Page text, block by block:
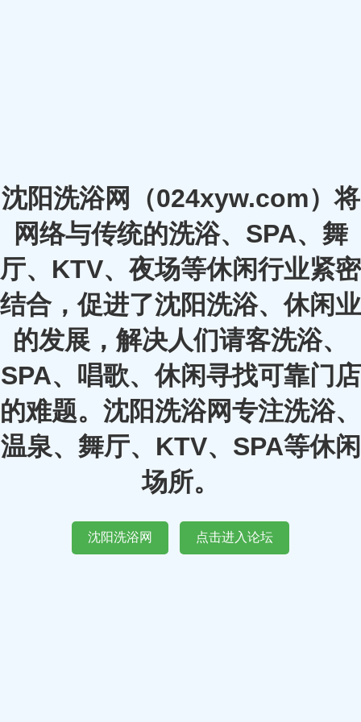
沈阳洗浴网（024xyw.com）将
网络与传统的洗浴、SPA、舞
厅、KTV、夜场等休闲行业紧密
结合，促进了沈阳洗浴、休闲业
的发展，解决人们请客洗浴、
SPA、唱歌、休闲寻找可靠门店
的难题。沈阳洗浴网专注洗浴、
温泉、舞厅、KTV、SPA等休闲
场所。
沈阳洗浴网 点击进入论坛